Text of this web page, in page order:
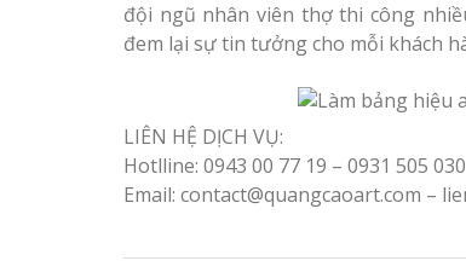
đội ngũ nhân viên thợ thi công
đem lại sự tin tưởng cho mỗi khách
LIÊN HỆ DỊCH VỤ:
Hotlline: 0943 00 77 19 – 0931 505 030
Email: contact@quangcaoart.com –